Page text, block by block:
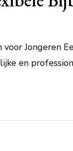
Jongeren
en